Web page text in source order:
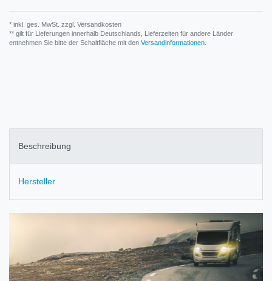
* inkl. ges. MwSt. zzgl. Versandkosten
** gilt für Lieferungen innerhalb Deutschlands, Lieferzeiten für andere Länder
entnehmen Sie bitte der Schaltfläche mit den Versandinformationen
Beschreibung
Hersteller